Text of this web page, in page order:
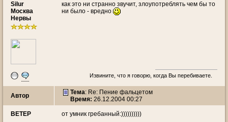
Silur
Москва
Нервы
как это ни странно звучит, злоупотреблять чем бы то
ни было - вредно
Извините, что я говорю, когда Вы перебиваете.
Автор Тема: Re: Пение фальцетом
Время: 26.12.2004 00:27
ВЕТЕР от умник гребанный:))))))))))